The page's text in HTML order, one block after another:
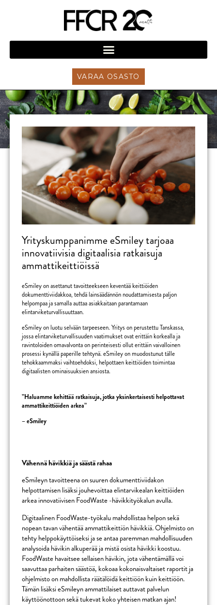
VARAA OSASTO
Yrityskumppanimme eSmiley tarjoaa
innovatiivisia digitaalisia ratkaisuja
ammattikeittiöissä
eSmiley on asettanut tavoitteekseen keventää keittiöiden
dokumenttiviidakkoa, tehdä lainsäädännön noudattamisesta paljon
helpompaa ja samalla auttaa asiakkaitaan parantamaan
elintarviketurvallisuuttaan.
eSmiley on luotu selvään tarpeeseen. Yritys on perustettu Tanskassa,
jossa elintarviketurvallisuuden vaatimukset ovat erittäin korkealla ja
ravintoloiden omavalvonta on perinteisesti ollut erittäin vaivalloinen
prosessi kynällä paperille tehtynä. eSmiley on muodostunut tälle
tehokkaammaksi vaihtoehdoksi, helpottaen keittiöiden toimintaa
digitaalisten ominaisuuksien ansiosta.
”Haluamme kehittää ratkaisuja, jotka yksinkertaisesti helpottavat
ammattikeittiöiden arkea”
– eSmiley
Vähennä hävikkiä ja säästä rahaa
eSmileyn tavoitteena on suuren dokumenttiviidakon
helpottamisen lisäksi jouhevoittaa elintarvikealan keittiöiden
arkea innovatiivisen FoodWaste -hävikkityökalun avulla.
Digitaalinen FoodWaste-työkalu mahdollistaa helpon sekä
nopean tavan vähentää ammattikeittiön hävikkiä. Ohjelmisto on
tehty helppokäyttöiseksi ja se antaa paremman mahdollisuuden
analysoida hävikin alkuperää ja mistä osista hävikki koostuu.
FoodWaste havaitsee sellaisen hävikin, jota vähentämällä voi
saavuttaa parhaiten säästöä, kokoaa kokonaisvaltaiset raportit ja
ohjelmisto on mahdollista räätälöidä keittiöön kuin keittiöön.
Tämän lisäksi eSmileyn ammattilaiset auttavat palvelun
käyttöönottoon sekä tukevat koko yhteisen matkan ajan!